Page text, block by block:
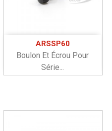
ARSSP60
Boulon Et Écrou Pour
Série...